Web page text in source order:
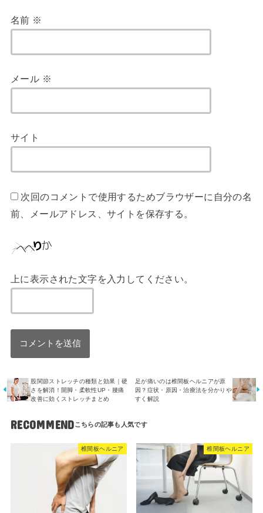
名前 ※
メール ※
サイト
次回のコメントで使用するためブラウザーに自分の名
前、メールアドレス、サイトを保存する。
上に表示された文字を入力してください。
股関節ストレッチの種類と効果｜硬
さを解消！開脚・柔軟性UP・腰痛
改善に効くストレッチまとめ
足が痛いのは椎間板ヘルニアが原
因？症状・原因・治療法を分かりや
すく解説
RECOMMEND
椎間板ヘルニア 椎間板ヘルニア